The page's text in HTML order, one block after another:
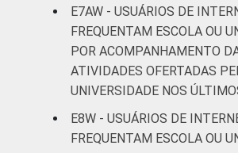
Fonte: CGI.br/NIC.br, Centro
Estudos para o
Sociedade da Informação
Pesquisa on-line com usuários
Brasil - Painel TIC COVID-19 -
E7AW - USUÁRIOS DE
FREQUENTAM ESCOLA OU
POR ACOMPANHAMENTO
ATIVIDADES OFERTADAS
UNIVERSIDADE NOS
E8W - USUÁRIOS DE
FREQUENTAM ESCOLA OU